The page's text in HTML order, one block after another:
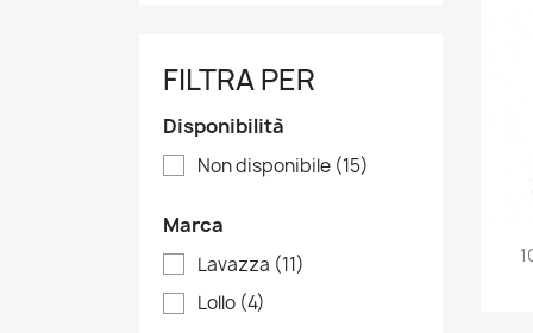
FILTRA PER
Disponibilità
Non disponibile (15)
Marca
Lavazza (11)
Lollo (4)